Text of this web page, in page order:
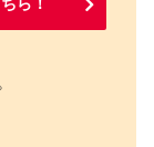
ら！